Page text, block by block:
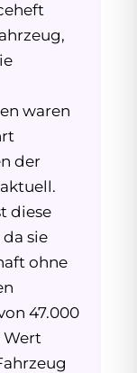
waren
der
diese
sie
ohne
47.000
Wert